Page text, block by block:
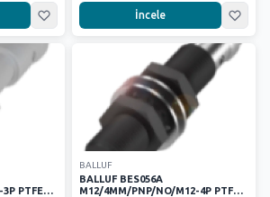
19
66
İncele
PTFE
BALLUF
BALLUF BES056A
M12/4MM/PNP/NO/M12-4P PTFE